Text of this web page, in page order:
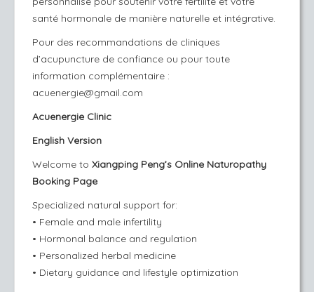
santé hormonale de manière naturelle et intégrative.
Pour des recommandations de cliniques
d’acupuncture de confiance ou pour toute
information complémentaire :
acuenergie@gmail.com
Acuenergie Clinic
English Version
Welcome to Xiangping Peng’s Online Naturopathy
Booking Page
Specialized natural support for:
• Female and male infertility
• Hormonal balance and regulation
• Personalized herbal medicine
• Dietary guidance and lifestyle optimization